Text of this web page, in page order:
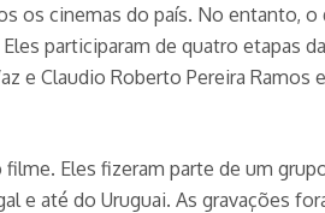
os cinemas do país. No entanto, o
participaram de quatro etapas
e Claudio Roberto Pereira Ramos
Eles fizeram parte de um
e até do Uruguai. As gravações